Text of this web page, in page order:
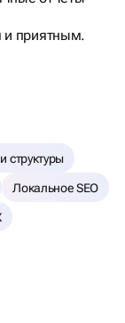
отчёты
структуры